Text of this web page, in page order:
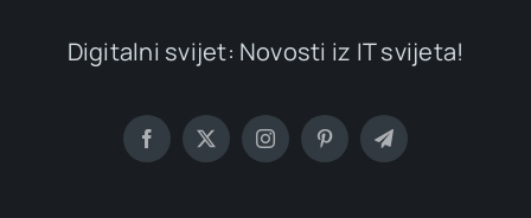
Digitalni svijet: Novosti iz IT svijeta!